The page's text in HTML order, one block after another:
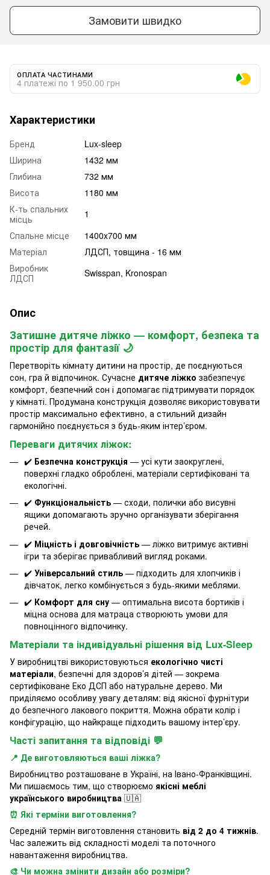
Замовити швидко
ОПЛАТА ЧАСТИНАМИ
4 платежі по 1 950.00 грн
Характеристики
Бренд
Lux-sleep
Ширина
1432 мм
Глибина
732 мм
Висота
1180 мм
К-ть спальних
місць
1
Спальне місце
1400x700 мм
Матеріал
ЛДСП, товщина - 16 мм
Виробник
ЛДСП
Swisspan, Kronospan
Опис
Затишне дитяче ліжко — комфорт, безпека та
простір для фантазії 🌙
Перетворіть кімнату дитини на простір, де поєднуються
сон, гра й відпочинок. Сучасне дитяче ліжко забезпечує
комфорт, безпечний сон і допомагає підтримувати порядок
у кімнаті. Продумана конструкція дозволяє використовувати
простір максимально ефективно, а стильний дизайн
гармонійно поєднується з будь-яким інтер’єром.
Переваги дитячих ліжок:
✔️ Безпечна конструкція — усі кути заокруглені,
поверхні гладко оброблені, матеріали сертифіковані та
екологічні.
✔️ Функціональність — сходи, полички або висувні
ящики допомагають зручно організувати зберігання
речей.
✔️ Міцність і довговічність — ліжко витримує активні
ігри та зберігає привабливий вигляд роками.
✔️ Універсальний стиль — підходить для хлопчиків і
дівчаток, легко комбінується з будь-якими меблями.
✔️ Комфорт для сну — оптимальна висота бортиків і
міцна основа для матраца створюють умови для
повноцінного відпочинку.
Матеріали та індивідуальні рішення від Lux-Sleep
У виробництві використовуються екологічно чисті
матеріали, безпечні для здоров’я дітей — зокрема
сертифіковане Еко ДСП або натуральне дерево. Ми
приділяємо особливу увагу деталям: від якісної фурнітури
до безпечного лакового покриття. Можна обрати колір і
конфігурацію, що найкраще підходить вашому інтер’єру.
Часті запитання та відповіді 💬
📍 Де виготовляються ваші ліжка?
Виробництво розташоване в Україні, на Івано-Франківщині.
Ми пишаємось тим, що створюємо якісні меблі
українського виробництва 🇺🇦
⏰ Які терміни виготовлення?
Середній термін виготовлення становить від 2 до 4 тижнів.
Час залежить від складності моделі та поточного
навантаження виробництва.
🎨 Чи можна змінити дизайн або розміри?